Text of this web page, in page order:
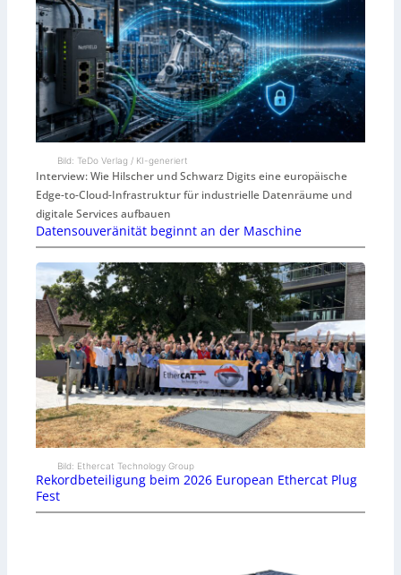
Bild: TeDo Verlag / KI-generiert
Interview: Wie Hilscher und Schwarz Digits eine europäische
Edge-to-Cloud-Infrastruktur für industrielle Datenräume und
digitale Services aufbauen
Datensouveränität beginnt an der Maschine
Bild: Ethercat Technology Group
Rekordbeteiligung beim 2026 European Ethercat Plug
Fest